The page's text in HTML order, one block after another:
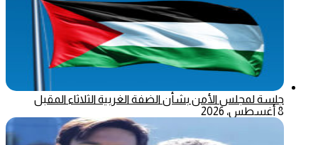
جلسة لمجلس الأمن بشأن الضفة الغربية الثلاثاء المقبل
8 أغسطس، 2026